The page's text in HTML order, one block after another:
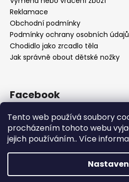
Tento web používá soubory
procházením tohoto webu
jejich používáním.. Více
Reklamace
Obchodní podmínky
Podmínky ochrany osobních údajů
Chodidlo jako zrcadlo těla
Jak správně obout dětské nožky
Facebook